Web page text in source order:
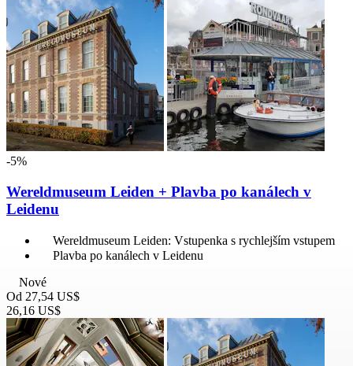
-5%
Wereldmuseum Leiden + Plavba po kanálech v
Leidenu
Wereldmuseum Leiden: Vstupenka s rychlejším vstupem
Plavba po kanálech v Leidenu
Nové
Od 27,54 US$
26,16 US$